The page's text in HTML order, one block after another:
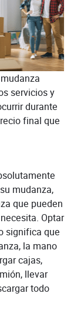
servicios y
durante
final que
mudanza,
que pueden
Optar
significa que
la mano
cajas,
llevar
todo